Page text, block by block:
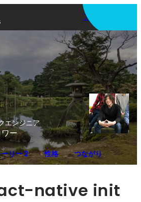
アプリを使う
エンジニア
ー
リー 2 性格 つながり
native init